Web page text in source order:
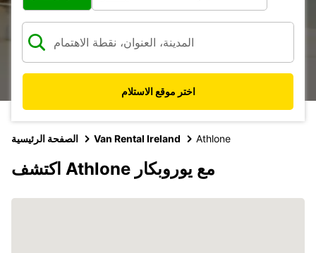
اختر موقع الاستلام
الصفحة الرئيسية Van Rental Ireland Athlone
اكتشف Athlone مع يوروبكار